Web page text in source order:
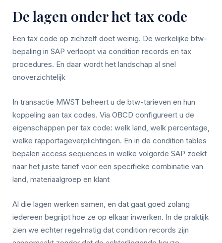
De lagen onder het tax code
Een tax code op zichzelf doet weinig. De werkelijke btw-
bepaling in SAP verloopt via condition records en tax
procedures. En daar wordt het landschap al snel
onoverzichtelijk
In transactie MWST beheert u de btw-tarieven en hun
koppeling aan tax codes. Via OBCD configureert u de
eigenschappen per tax code: welk land, welk percentage,
welke rapportageverplichtingen. En in de condition tables
bepalen access sequences in welke volgorde SAP zoekt
naar het juiste tarief voor een specifieke combinatie van
land, materiaalgroep en klant
Al die lagen werken samen, en dat gaat goed zolang
iedereen begrijpt hoe ze op elkaar inwerken. In de praktijk
zien we echter regelmatig dat condition records zijn